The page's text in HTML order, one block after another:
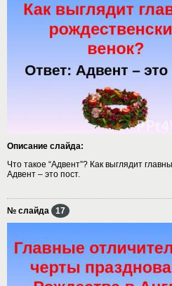
Описание слайда:
Что такое “Адвент”? Как выглядит
Адвент – это пост.
№ слайда 17